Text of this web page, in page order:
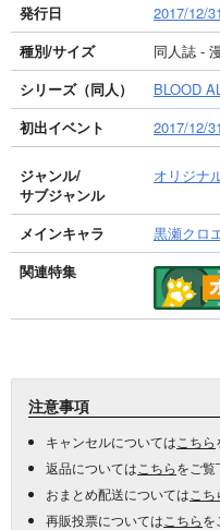
発行日
2017/12/31
種別/サイズ
同人誌 -
シリーズ（同人）
BLOOD
初出イベント
2017/12/
ジャンル/
サブジャンル
オリジナ
メインキャラ 黒瀬クロ
関連特集
注意事項
キャンセルについては こちら
返品については こちらをご覧
おまとめ配送については こち
再販投票については こちらを